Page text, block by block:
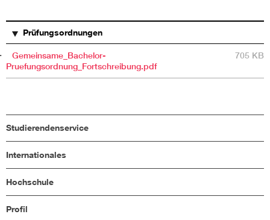
Prüfungsordnungen
Gemeinsame_Bachelor-
Pruefungsordnung_Fortschreibung.pdf
705 KB
Studierendenservice
Internationales
Hochschule
Profil